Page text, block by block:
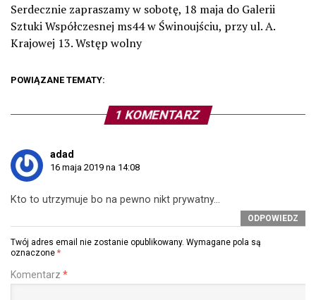
Serdecznie zapraszamy w sobotę, 18 maja do Galerii
Sztuki Współczesnej ms44 w Świnoujściu, przy ul. A.
Krajowej 13. Wstęp wolny
POWIĄZANE TEMATY:
1 KOMENTARZ
adad
16 maja 2019 na 14:08
Kto to utrzymuje bo na pewno nikt prywatny…
ODPOWIEDZ
Twój adres email nie zostanie opublikowany. Wymagane pola są
oznaczone *
Komentarz *